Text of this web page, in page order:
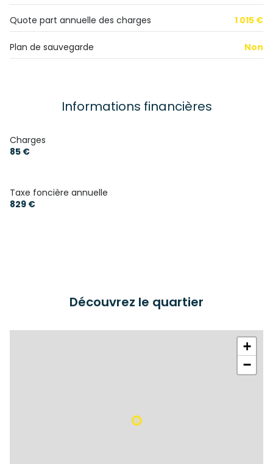
terrasse
interphone
Quote part annuelle des charges 1 015 €
Plan de sauvegarde Non
Informations financières
Charges
85 €
Taxe foncière annuelle
829 €
Découvrez le quartier
+
−